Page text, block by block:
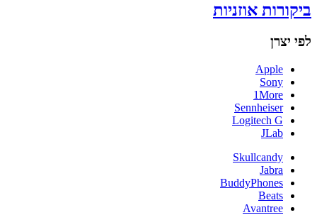
ביקורות אוזניות
לפי יצרן
Apple
Sony
1More
Sennheiser
Logitech G
JLab
Skullcandy
Jabra
BuddyPhones
Beats
Avantree